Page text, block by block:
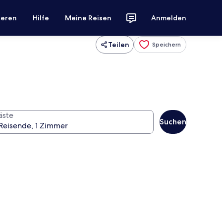
Hilfe Meine Reisen Anmelden
Teilen Speichern
Suchen